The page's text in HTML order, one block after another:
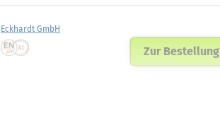
Eckhardt GmbH
Zur Bestellung